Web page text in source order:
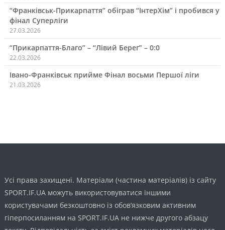
“Франківськ-Прикарпаття” обіграв “ІнтерХім” і пробився у
фінал Суперліги
27.03.2026
“Прикарпаття-Благо” – “Лівий Берег” – 0:0
22.03.2026
Івано-Франківськ прийме Фінал восьми Першої ліги
21.03.2026
Усі права захищені. Матеріали (частина матеріалів) із сайту
SPORT.IF.UA можуть використовуватися іншими
користувачами безкоштовно із обов’язковим активним
гіперпосиланням на SPORT.IF.UA не нижче другого абзацу